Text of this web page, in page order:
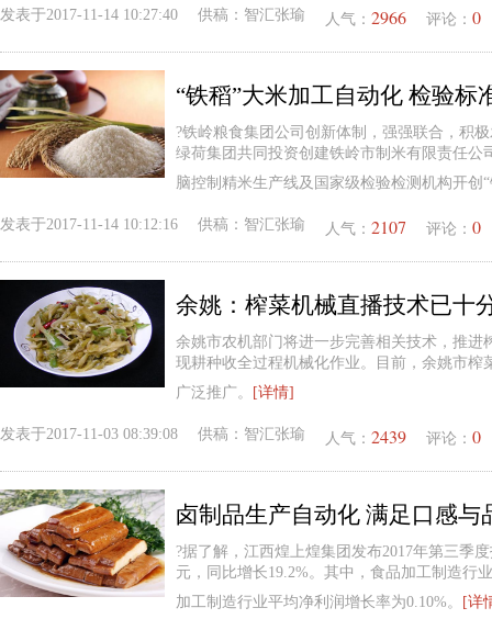
发表于2017-11-14 10:27:40 供稿： 智汇张瑜 人气： 2966 评论： 0
“铁稻”大米加工自动化 检验标
?铁岭粮食集团公司创新体制，强强联合，积
绿荷集团共同投资创建铁岭市制米有限责任公
脑控制精米生产线及国家级检验检测机构开创
发表于2017-11-14 10:12:16 供稿： 智汇张瑜 人气： 2107 评论： 0
余姚：榨菜机械直播技术已十
余姚市农机部门将进一步完善相关技术，推进
现耕种收全过程机械化作业。目前，余姚市榨
广泛推广。
[详情]
发表于2017-11-03 08:39:08 供稿： 智汇张瑜 人气： 2439 评论： 0
卤制品生产自动化 满足口感与
?据了解，江西煌上煌集团发布2017年第三季
元，同比增长19.2%。其中，食品加工制造行
加工制造行业平均净利润增长率为0.10%。
[详